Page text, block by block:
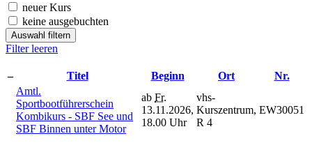
neuer Kurs
keine ausgebuchten
Auswahl filtern
Filter leeren
– Titel Beginn Ort
Nr.
Amtl.
Sportbootführerschein
Kombikurs - SBF See und
SBF Binnen unter Motor
ab Fr.
13.11.2026,
18.00 Uhr
vhs-
Kurszentrum,
R 4
EW30051